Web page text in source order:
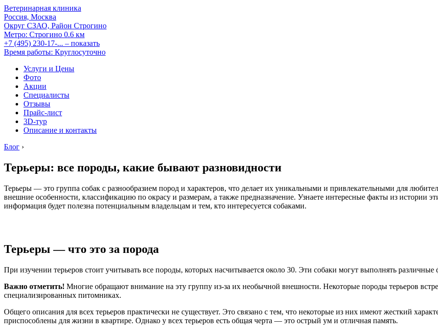
Ветеринарная клиника
Россия, Москва
Округ СЗАО, Район Строгино
Метро: Строгино 0.6 км
+7 (495) 230-17-... – показать
Время работы: Круглосуточно
Услуги и Цены
Фото
Акции
Специалисты
Отзывы
Прайс-лист
3D-тур
Описание и контакты
Блог ›
Терьеры: все породы, какие бывают разновидности
Терьеры — это группа собак с разнообразием пород и характеров, что делает их уникальными и привлекательными для
внешние особенности, классификацию по окрасу и размерам, а также предназначение. Узнаете интересные факты из истории
информация будет полезна потенциальным владельцам и тем, кто интересуется собаками.
Терьеры — что это за порода
При изучении терьеров стоит учитывать все породы, которых насчитывается около 30. Эти собаки могут выполнять
Важно отметить! Многие обращают внимание на эту группу из-за их необычной внешности. Некоторые породы терьеров
специализированных питомниках.
Общего описания для всех терьеров практически не существует. Это связано с тем, что некоторые из них имеют жесткий
приспособлены для жизни в квартире. Однако у всех терьеров есть общая черта — это острый ум и отличная память.